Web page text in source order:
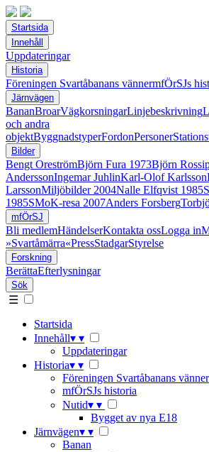
Startsida
Innehåll
Uppdateringar
Historia
Föreningen Svartåbanans vännermfÖrSJs
Järnvägen
BananBroarVägkorsningarLinjebeskrivning
och andra
objektByggnadstyperFordonPersoner
Bilder
Bengt OreströmBjörn Fura 1973Björn
AnderssonIngemar JuhlinKarl-Olof Karlsson
LarssonMiljöbilder 2004Nalle Elfqvist 1985
1985SMoK-resa 2007Anders Forsberg
mfÖrSJ
Bli medlemHändelserKontakta ossLogga in
»Svartåmärra«PressStadgarStyrelse
Forskning
BerättaEfterlysningar
Sök
☰
Startsida
Innehåll▾ ▾
Uppdateringar
Historia▾ ▾
Föreningen Svartåbanans vänner
mfÖrSJs historia
Nutid▾ ▾
Bygget av nya E18
Järnvägen▾ ▾
Banan